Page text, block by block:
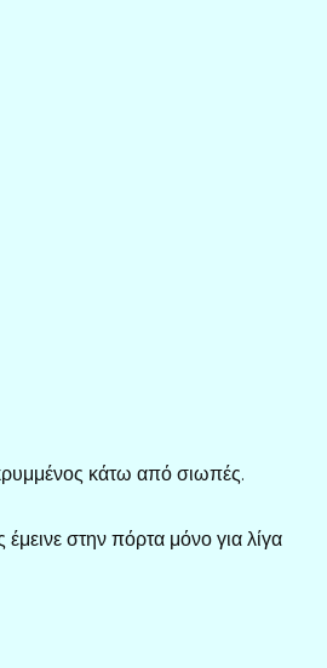
κάτω από σιωπές.
στην πόρτα μόνο για λίγα